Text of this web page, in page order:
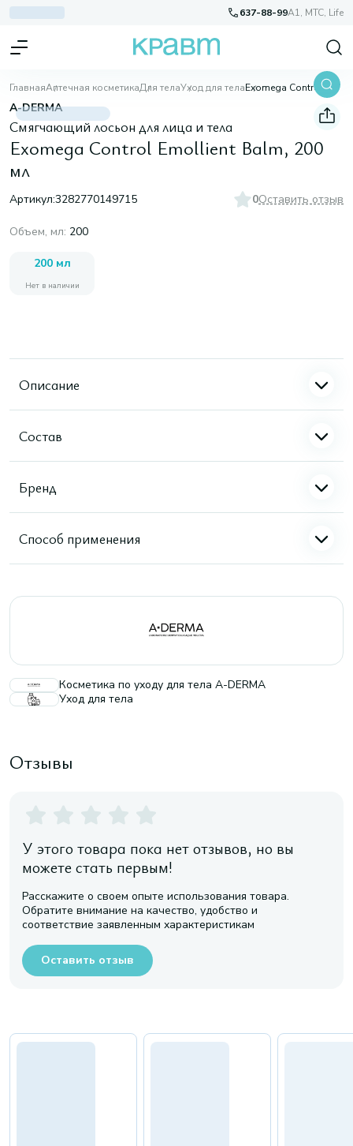
637-88-99A1, МТС, Life
ГлавнаяАптечная косметикаДля телаУход для тела Exomega Control Emollient Balm, 200 мл
A-DERMA
Смягчающий лосьон для лица и тела
Exomega Control Emollient Balm, 200
мл
Артикул:3282770149715 0Оставить отзыв
Объем, мл: 200
200 мл
Нет в наличии
Описание
Состав
Бренд
Способ применения
Косметика по уходу для тела A-DERMA
Уход для тела
Отзывы
У этого товара пока нет отзывов, но вы
можете стать первым!
Расскажите о своем опыте использования товара.
Обратите внимание на качество, удобство и
соответствие заявленным характеристикам
Оставить отзыв